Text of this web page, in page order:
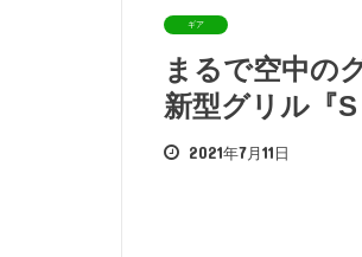
ギア
まるで空中の
新型グリル『
2021年7月11日